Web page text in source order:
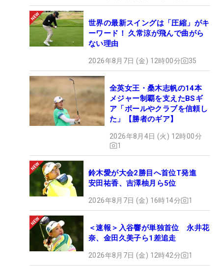
世界の最新スイングは「圧縮」がキ
ーワード！ 久常涼が飛んで曲がら
ない理由
2026年8月7日 (金) 12時00分 35
全英女王・桑木志帆の14本
メジャー制覇を支えたBSギ
ア「ボールやクラブを信頼し
た」【勝者のギア】
2026年8月4日 (火) 12時00分
1
鈴木愛が大会2勝目へ首位T発進
安田祐香、吉澤柚月ら5位
2026年8月7日 (金) 16時14分 1
＜速報＞入谷響が単独首位 永井花
奈、金田久美子ら1差追走
2026年8月7日 (金) 12時42分 1